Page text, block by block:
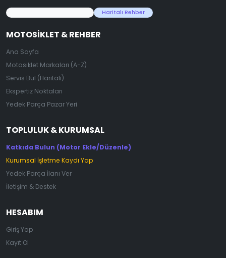
Haritalı Rehber
MOTOSIKLET & REHBER
Ana Sayfa
Motosiklet Markaları (A-Z)
Servis Bul (Haritalı)
Ekspertiz Noktaları
Yedek Parça Pazar Yeri
TOPLULUK & KURUMSAL
Katkıda Bulun (Motor Ekle/Düzenle)
Kurumsal İşletme Kaydı Yap
Yedek Parça İlanı Ver
İletişim & Destek
HESABIM
Giriş Yap
Kayıt Ol